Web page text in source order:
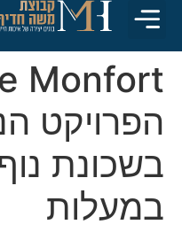
הפרויקט
בשכונת
במעלות